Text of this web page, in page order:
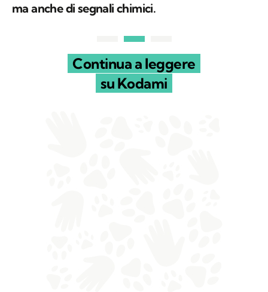
ma anche di segnali chimici.
Continua a leggere
su Kodami